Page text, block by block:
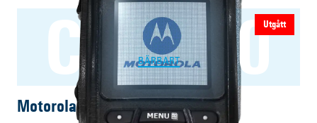
Utgått
CEP400
BÄRBART
Motorola CEP400